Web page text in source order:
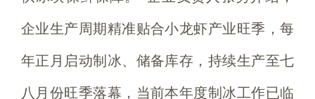
企业生产周期精准贴合小龙虾产业旺季，每
年正月启动制冰、储备库存，持续生产至七
八月份旺季落幕，当前本年度制冰工作已临